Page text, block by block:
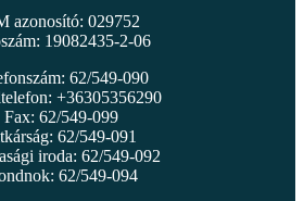
azonosító: 029752
19082435-2-06
62/549-090
+36305356290
Fax: 62/549-099
62/549-091
iroda: 62/549-092
62/549-094